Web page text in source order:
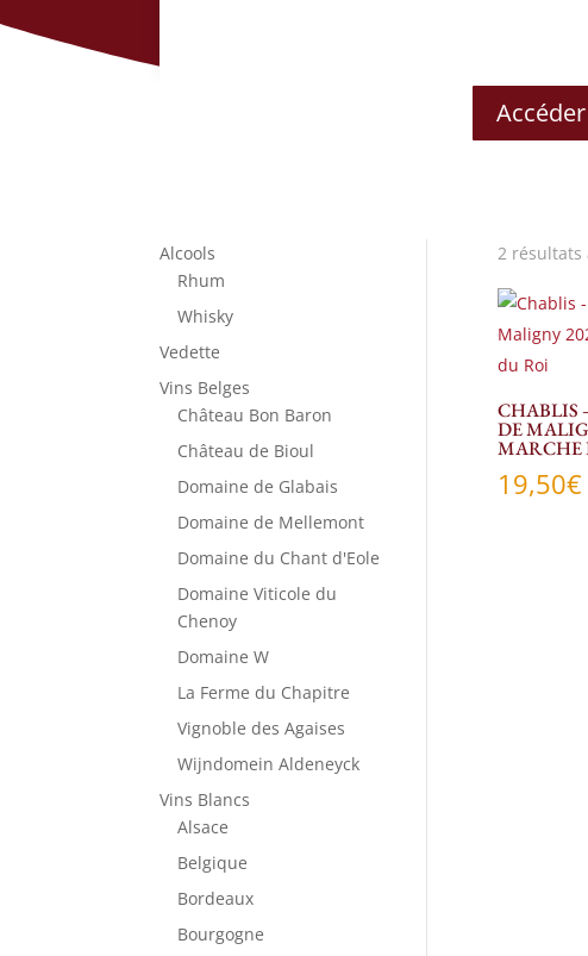
Alcools
Rhum
Whisky
Vedette
Vins Belges
Château Bon Baron
Château de Bioul
Domaine de Glabais
Domaine de Mellemont
Domaine du Chant d'Eole
Domaine Viticole du
Chenoy
Domaine W
La Ferme du Chapitre
Vignoble des Agaises
Wijndomein Aldeneyck
Vins Blancs
Alsace
Belgique
Bordeaux
Bourgogne
2 résultats
CHABLIS
DE
MARCHE
19,50€